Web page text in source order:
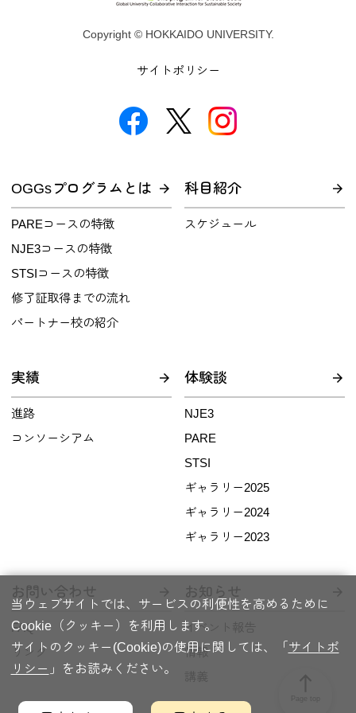
north
Copyright © HOKKAIDO UNIVERSITY.
サイトポリシー
OGGsプログラムとは
PAREコースの特徴
NJE3コースの特徴
STSIコースの特徴
修了証取得までの流れ
パートナー校の紹介
科目紹介
スケジュール
実績
進路
コンソーシアム
体験談
NJE3
PARE
STSI
ギャラリー2025
ギャラリー2024
ギャラリー2023
お問い合わせ
FAQ
リンク
お知らせ
イベント報告
情報
講義
当ウェブサイトでは、サービスの利便性を高めるために
Cookie（クッキー）を利用します。
サイトのクッキー(Cookie)の使用に関しては、「 サイトポ
リシー 」をお読みください。